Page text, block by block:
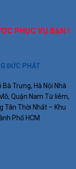
PHỤC VỤ BẠN !
ĐỨC PHÁT
Trưng, Hà Nội Nhà
Quận Nam Từ liêm,
Tân Thời Nhất – Khu
Phố HCM